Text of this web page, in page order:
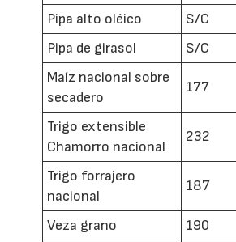
Pipa alto oléico
S/C
Pipa de girasol
S/C
Maíz nacional sobre
secadero
177
Trigo extensible
Chamorro nacional
232
Trigo forrajero
nacional
187
Veza grano 190